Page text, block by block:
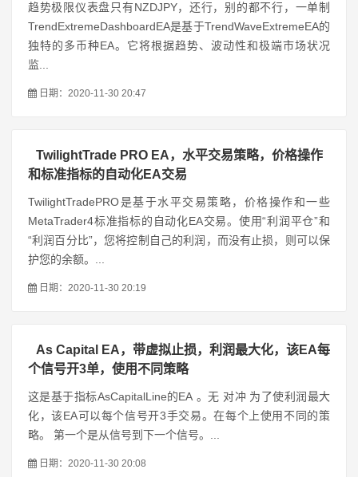
趋势极限仪表盘只有NZDJPY，还行，别的都不行，一单制
TrendExtremeDashboardEA是基于TrendWaveExtremeEA的
独特的多币种EA。它将根据趋势、波动性和极端市场状况
监...
日期：2020-11-30 20:47
TwilightTrade PRO EA，水平交易策略，价格操作
和标准指标的自动化EA交易
TwilightTradePRO是基于水平交易策略，价格操作和一些
MetaTrader4标准指标的自动化EA交易。使用“利润平仓”和
“利润百分比”，您将控制自己的利润，而没有止损，则可以保
护您的余额。...
日期：2020-11-30 20:19
As Capital EA，带虚拟止损，利润最大化，该EA每
个信号开3单，使用不同策略
这是基于指标AsCapitalLine的EA 。无 对冲 为了使利润最大
化，该EA可以每个信号开3手交易。在每个上使用不同的策
略。 第一个是从信号到下一个信号。...
日期：2020-11-30 20:08